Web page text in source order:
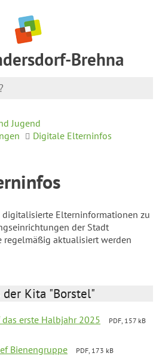
Brehna
Jugend
Digitale Elterninfos
Elterninformationen zu
der Stadt
regelmäßig aktualisiert werden
Kita "Borstel"
erste Halbjahr 2025
PDF, 157 kB
Bienengruppe
PDF, 173 kB